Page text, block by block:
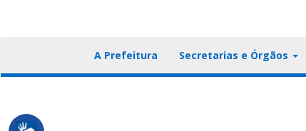
A Prefeitura Secretarias e Órgãos